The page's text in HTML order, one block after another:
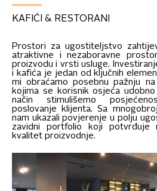
KAFIĆI & RESTORANI
Prostori za ugostiteljstvo
atraktivne i nezaboravne
proizvodu i vrsti usluge.
i kafića je jedan od ključnih
mi obraćamo posebnu pažnju
kojima se korisnik osjeća
način stimulišemo
poslovanje klijenta. Sa
nam ukazali povjerenje u polju
zavidni portfolio koji potvrđuje
kvalitet proizvodnje.